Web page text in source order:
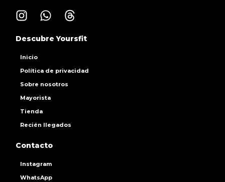
Inicio
Política de privacidad
Sobre nosotros
Mayorista
Tienda
Recién llegados
Descubre Yoursfit
Instagram
WhatsApp
Contacto